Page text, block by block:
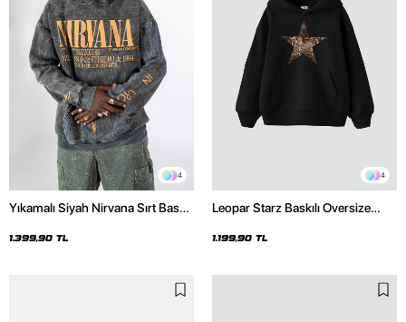
4
Yıkamalı Siyah Nirvana Sırt Baskılı
1.399,90 TL
4
Leopar Starz Baskılı Oversize
1.199,90 TL